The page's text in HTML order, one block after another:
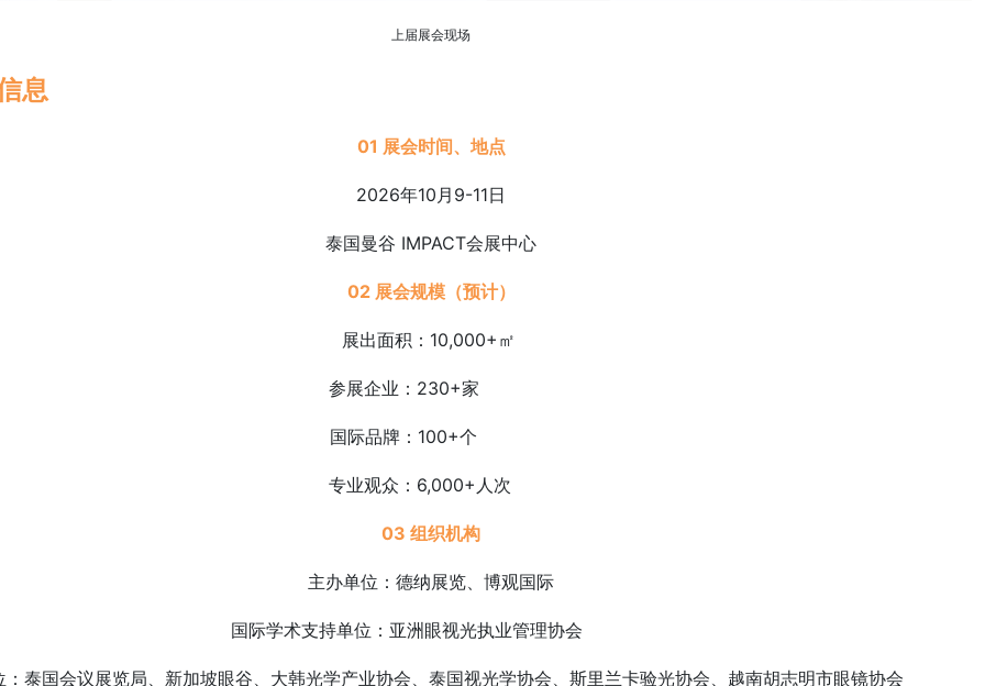
上届展会现场
息
01 展会时间、地点
2026年10月9-11日
泰国曼谷 IMPACT会展中心
02 展会规模（预计）
展出面积：10,000+㎡
参展企业：230+家
国际品牌：100+个
专业观众：6,000+人次
03 组织机构
主办单位：德纳展览、博观国际
国际学术支持单位：亚洲眼视光执业管理协会
：泰国会议展览局、新加坡眼谷、大韩光学产业协会、泰国视光学协会、斯里兰卡验光协会、越南胡志明市眼镜协会